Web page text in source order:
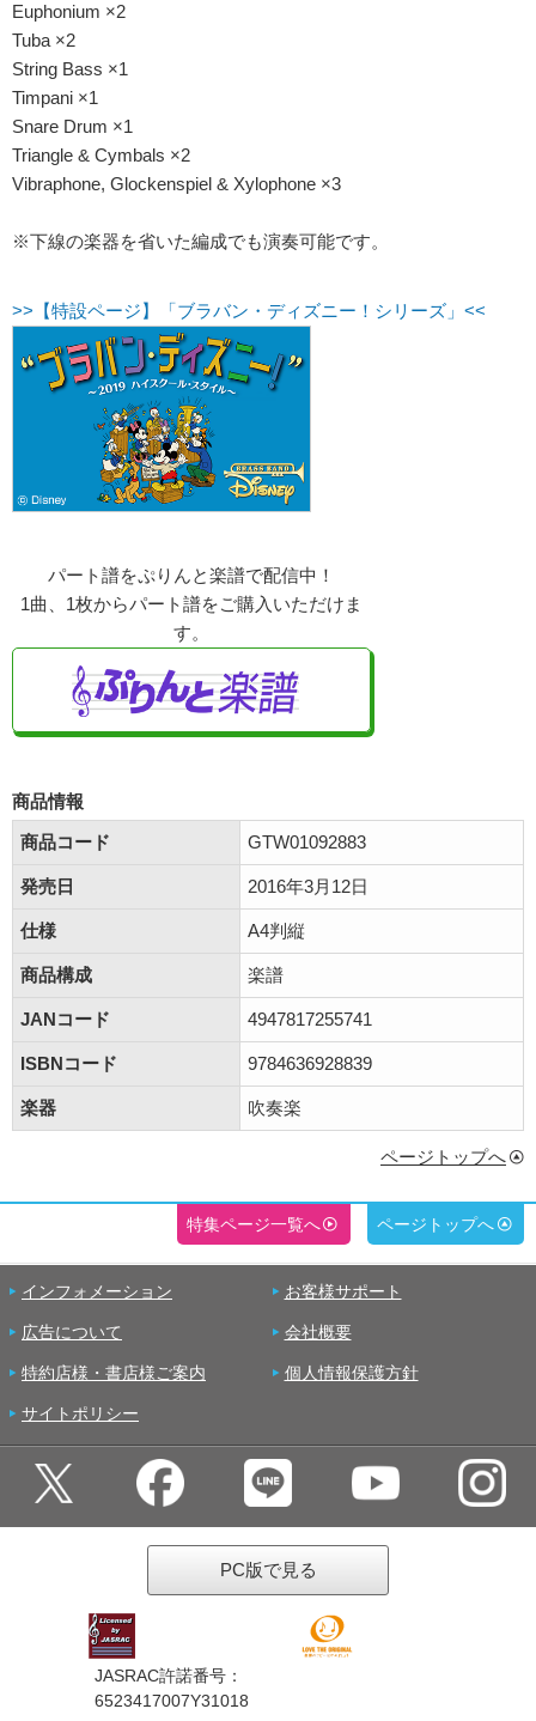
Euphonium ×2
Tuba ×2
String Bass ×1
Timpani ×1
Snare Drum ×1
Triangle & Cymbals ×2
Vibraphone, Glockenspiel & Xylophone ×3
※下線の楽器を省いた編成でも演奏可能です。
>>【特設ページ】「ブラバン・ディズニー！シリーズ」<<
パート譜をぷりんと楽譜で配信中！
1曲、1枚からパート譜をご購入いただけま
す。
商品情報
商品コード
GTW01092883
発売日 2016年3月12日
仕様 A4判縦
商品構成 楽譜
JANコード 4947817255741
ISBNコード 9784636928839
楽器 吹奏楽
ページトップへ
特集ページ一覧へ ページトップへ
インフォメーション お客様サポート
広告について 会社概要
特約店様・書店様ご案内 個人情報保護方針
サイトポリシー
PC版で見る
JASRAC許諾番号：
6523417007Y31018